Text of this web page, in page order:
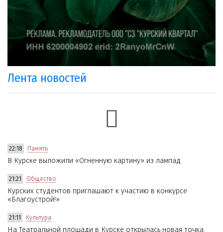
Лента новостей
22:18 Память
В Курске выложили «Огненную картину» из лампад
21:21 Общество
Курских студентов приглашают к участию в конкурсе
«Благоустрой!»
21:11 Культура
На Театральной площади в Курске открылась новая точка